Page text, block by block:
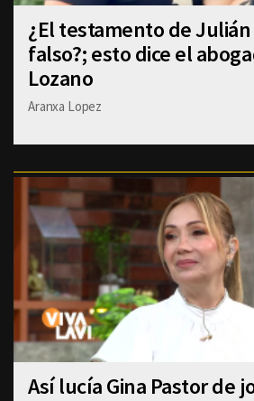
¿El testamento de
falso?; esto dice el
Lozano
Aranxa Lopez
Así lucía Gina Pastor de